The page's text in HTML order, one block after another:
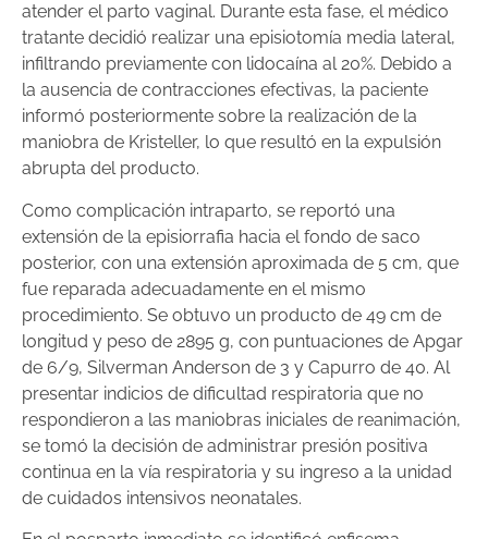
atender el parto vaginal. Durante esta fase, el médico
tratante decidió realizar una episiotomía media lateral,
infiltrando previamente con lidocaína al 20%. Debido a
la ausencia de contracciones efectivas, la paciente
informó posteriormente sobre la realización de la
maniobra de Kristeller, lo que resultó en la expulsión
abrupta del producto.
Como complicación intraparto, se reportó una
extensión de la episiorrafia hacia el fondo de saco
posterior, con una extensión aproximada de 5 cm, que
fue reparada adecuadamente en el mismo
procedimiento. Se obtuvo un producto de 49 cm de
longitud y peso de 2895 g, con puntuaciones de Apgar
de 6/9, Silverman Anderson de 3 y Capurro de 40. Al
presentar indicios de dificultad respiratoria que no
respondieron a las maniobras iniciales de reanimación,
se tomó la decisión de administrar presión positiva
continua en la vía respiratoria y su ingreso a la unidad
de cuidados intensivos neonatales.